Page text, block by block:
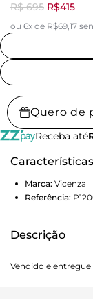
R$ 695 R$415
ou 6x de R$69,17
Quero de
Receba até
Características
Marca: Vicenza
Referência:
Descrição
adiciona um
design com
Vendido e